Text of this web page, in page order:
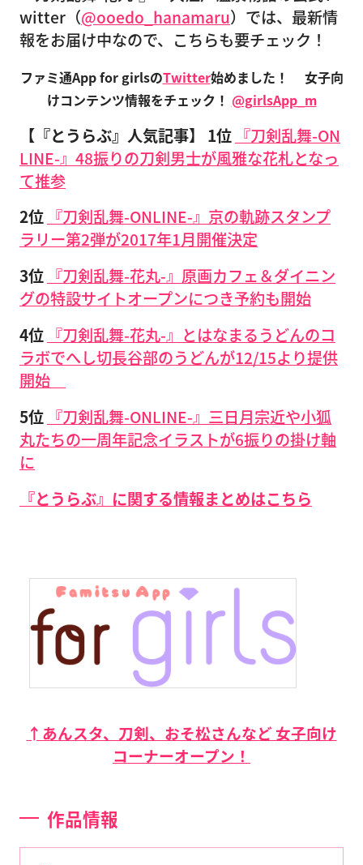
witter（@ooedo_hanamaru）では、最新情
報をお届け中なので、こちらも要チェック！
ファミ通App for girlsのTwitter始めました！
女子向
けコンテンツ情報をチェック！ @girlsApp_m
【『とうらぶ』人気記事】 1位 『刀剣乱舞-ON
LINE-』48振りの刀剣男士が風雅な花札となっ
て推参
2位 『刀剣乱舞-ONLINE-』京の軌跡スタンプ
ラリー第2弾が2017年1月開催決定
3位 『刀剣乱舞-花丸-』原画カフェ＆ダイニン
グの特設サイトオープンにつき予約も開始
4位 『刀剣乱舞-花丸-』とはなまるうどんのコ
ラボでへし切長谷部のうどんが12/15より提供
開始
5位 『刀剣乱舞-ONLINE-』三日月宗近や小狐
丸たちの一周年記念イラストが6振りの掛け軸
に
『とうらぶ』に関する情報まとめはこちら
↑あんスタ、刀剣、おそ松さんなど 女子向け
コーナーオープン！
作品情報